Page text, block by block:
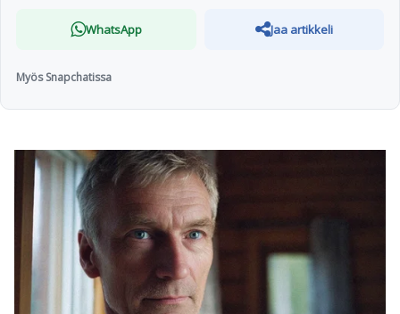
WhatsApp Jaa artikkeli
Myös Snapchatissa